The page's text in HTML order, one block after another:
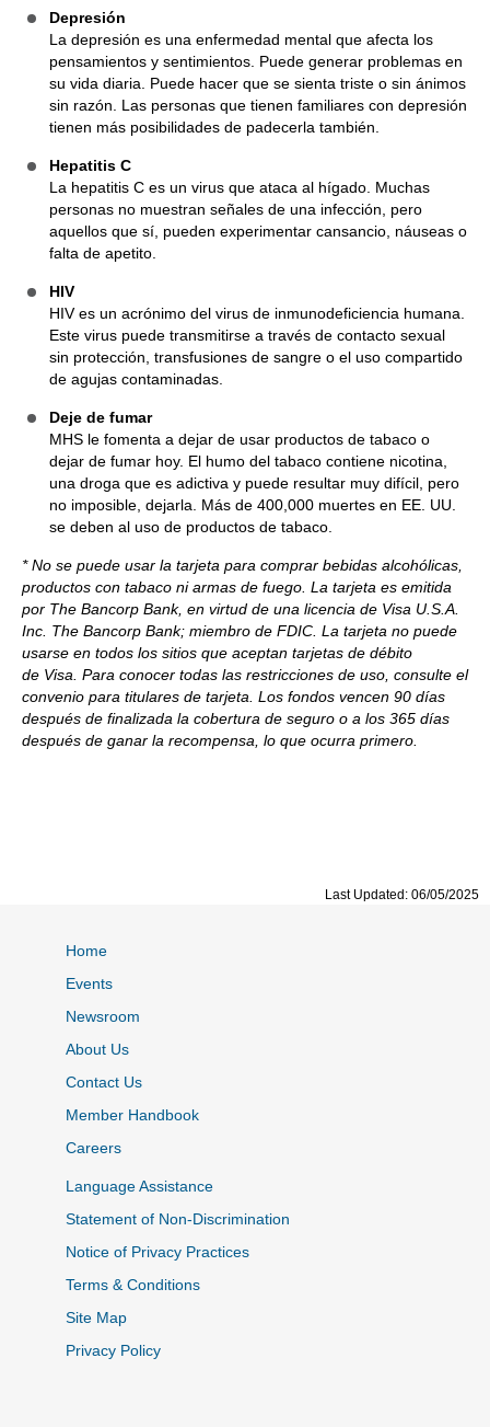
Depresión
La depresión es una enfermedad mental que afecta los
pensamientos y sentimientos. Puede generar problemas en
su vida diaria. Puede hacer que se sienta triste o sin ánimos
sin razón. Las personas que tienen familiares con depresión
tienen más posibilidades de padecerla también.
Hepatitis C
La hepatitis C es un virus que ataca al hígado. Muchas
personas no muestran señales de una infección, pero
aquellos que sí, pueden experimentar cansancio, náuseas o
falta de apetito.
HIV
HIV es un acrónimo del virus de inmunodeficiencia humana.
Este virus puede transmitirse a través de contacto sexual
sin protección, transfusiones de sangre o el uso compartido
de agujas contaminadas.
Deje de fumar
MHS le fomenta a dejar de usar productos de tabaco o
dejar de fumar hoy. El humo del tabaco contiene nicotina,
una droga que es adictiva y puede resultar muy difícil, pero
no imposible, dejarla. Más de 400,000 muertes en EE. UU.
se deben al uso de productos de tabaco.
* No se puede usar la tarjeta para comprar bebidas alcohólicas,
productos con tabaco ni armas de fuego. La tarjeta es emitida
por The Bancorp Bank, en virtud de una licencia de Visa U.S.A.
Inc. The Bancorp Bank; miembro de FDIC. La tarjeta no puede
usarse en todos los sitios que aceptan tarjetas de débito
de Visa. Para conocer todas las restricciones de uso, consulte el
convenio para titulares de tarjeta. Los fondos vencen 90 días
después de finalizada la cobertura de seguro o a los 365 días
después de ganar la recompensa, lo que ocurra primero.
Last Updated: 06/05/2025
Home
Events
Newsroom
About Us
Contact Us
Member Handbook
Careers
Language Assistance
Statement of Non-Discrimination
Notice of Privacy Practices
Terms & Conditions
Site Map
Privacy Policy